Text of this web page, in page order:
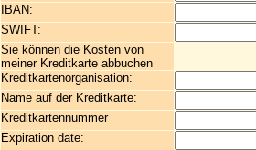
IBAN:
SWIFT:
Sie können die Kosten von
meiner Kreditkarte abbuchen
Kreditkartenorganisation:
Name auf der Kreditkarte:
Kreditkartennummer
Expiration date: